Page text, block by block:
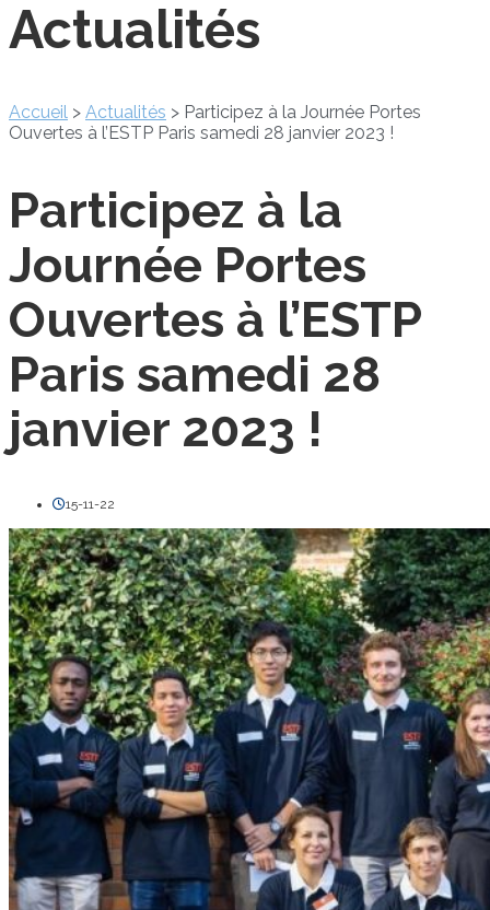
Actualités
Accueil > Actualités > Participez à la Journée Portes
Ouvertes à l’ESTP Paris samedi 28 janvier 2023 !
Participez à la
Journée Portes
Ouvertes à l’ESTP
Paris samedi 28
janvier 2023 !
15-11-22